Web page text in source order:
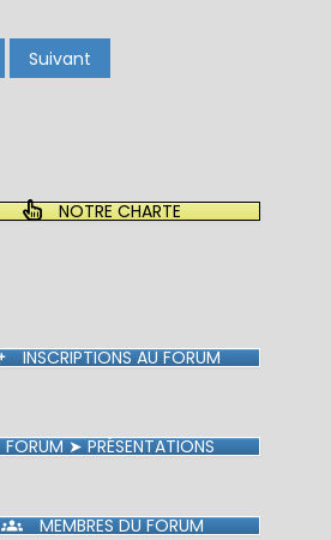
Suivant
NOTRE CHARTE
INSCRIPTIONS AU FORUM
FORUM ➤ PRÉSENTATIONS
MEMBRES DU FORUM